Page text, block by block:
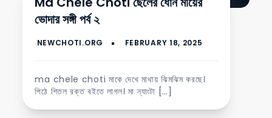
ভোদার সঙ্গী পর্ব ২
ma chele choti মাকে দেখে মাথায় ঝিমঝিম করছে।
পিঠে শিতল রক্ত বইতে লাগল। মা ন্যাংটা […]